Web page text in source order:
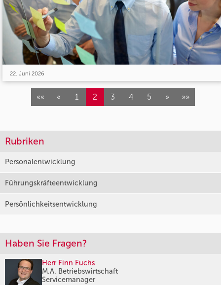
Rubriken
Personalentwicklung
Führungskräfteentwicklung
Persönlichkeitsentwicklung
Haben Sie Fragen?
Herr Finn Fuchs
M.A. Betriebswirtschaft
Servicemanager
22. Juni 2026
«« « 1 2 3 4 5 » »»